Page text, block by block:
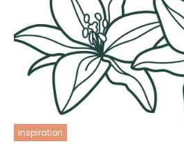
inspiration